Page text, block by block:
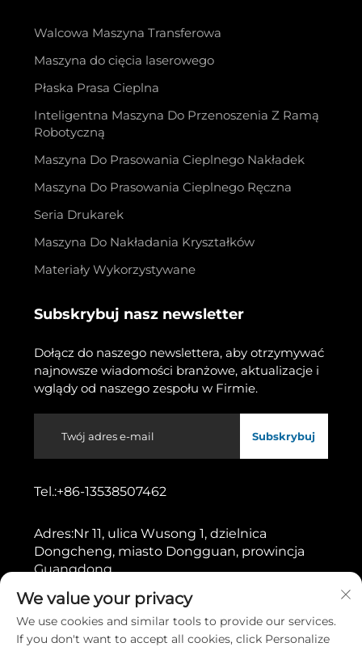
Walcowa Maszyna Transferowa
Maszyna do cięcia laserowego
Płaska Prasa Cieplna
Inteligentna Maszyna Do Przenoszenia Z Ramą
Robotyczną
Maszyna Do Prasowania Cieplnego Nakładek
Maszyna Do Prasowania Cieplnego Ręczna
Seria Drukarek
Maszyna Do Nakładania Kryształków
Materiały Wykorzystywane
Subskrybuj nasz newsletter
Dołącz do naszego newslettera, aby otrzymywać
najnowsze wiadomości branżowe, aktualizacje i
wglądy od naszego zespołu w Firmie.
Subskrybuj
Tel.:+86-13538507462
Adres:Nr 11, ulica Wusong 1, dzielnica
Dongcheng, miasto Dongguan, prowincja
Guangdong
Prawa autorskie © 2026 przez Dongguan Gaoshang
Machinery Co., Ltd.
Polityka prywatności
We value your privacy
We use cookies and similar tools to provide our services.
If you don't want to accept all cookies, click Personalize